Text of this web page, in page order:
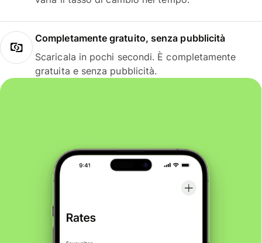
Completamente gratuito, senza pubblicità
Scaricala in pochi secondi. È completamente
gratuita e senza pubblicità.